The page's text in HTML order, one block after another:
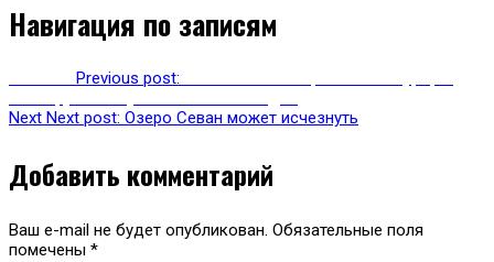
Навигация по записям
Previous post:
Next Next post: Озеро Севан может исчезнуть
Добавить комментарий
Ваш e-mail не будет опубликован. Обязательные поля
помечены *